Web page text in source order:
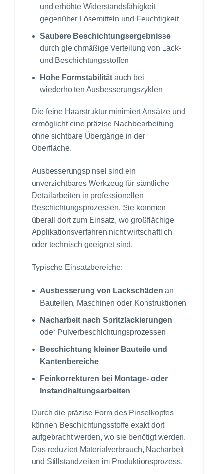
und erhöhte Widerstandsfähigkeit
gegenüber Lösemitteln und Feuchtigkeit
Saubere Beschichtungsergebnisse
durch gleichmäßige Verteilung von Lack-
und Beschichtungsstoffen
Hohe Formstabilität auch bei
wiederholten Ausbesserungszyklen
Die feine Haarstruktur minimiert Ansätze und
ermöglicht eine präzise Nachbearbeitung
ohne sichtbare Übergänge in der
Oberfläche.
Ausbesserungspinsel sind ein
unverzichtbares Werkzeug für sämtliche
Detailarbeiten in professionellen
Beschichtungsprozessen. Sie kommen
überall dort zum Einsatz, wo großflächige
Applikationsverfahren nicht wirtschaftlich
oder technisch geeignet sind.
Typische Einsatzbereiche:
Ausbesserung von Lackschäden an
Bauteilen, Maschinen oder Konstruktionen
Nacharbeit nach Spritzlackierungen
oder Pulverbeschichtungsprozessen
Beschichtung kleiner Bauteile und
Kantenbereiche
Feinkorrekturen bei Montage- oder
Instandhaltungsarbeiten
Durch die präzise Form des Pinselkopfes
können Beschichtungsstoffe exakt dort
aufgebracht werden, wo sie benötigt werden.
Das reduziert Materialverbrauch, Nacharbeit
und Stillstandzeiten im Produktionsprozess.